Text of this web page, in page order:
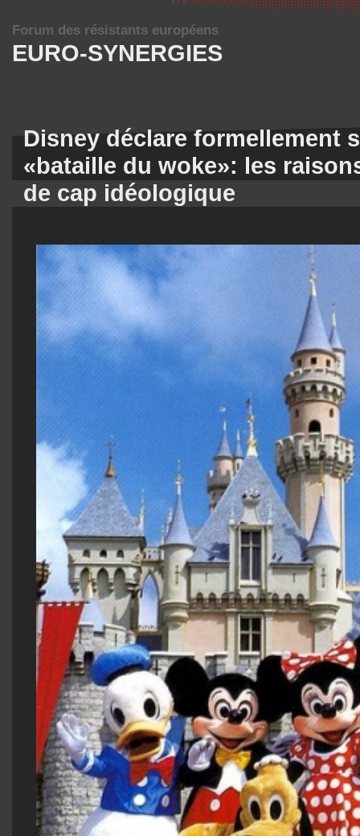
EURO-SYNERGIES
Forum des résistants européens
Disney déclare formellement
«bataille du woke»: les
de cap idéologique